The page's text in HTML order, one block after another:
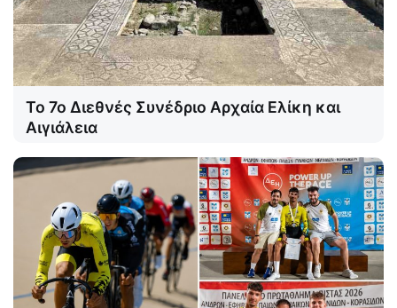
Το 7ο Διεθνές Συνέδριο Αρχαία Ελίκη και
Αιγιάλεια